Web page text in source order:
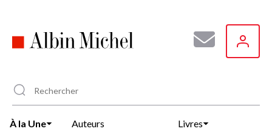
principal
À la Une Auteurs Livres